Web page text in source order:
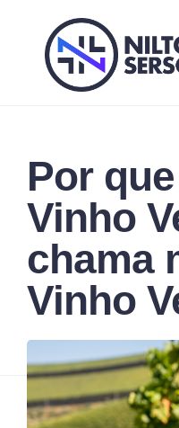
Por
Vinho
chama
Vinho